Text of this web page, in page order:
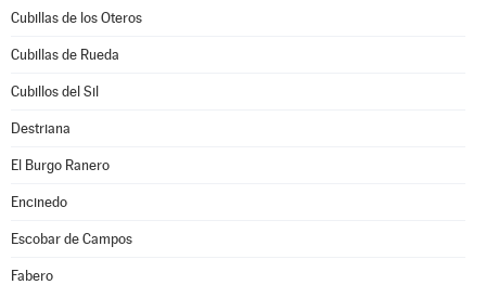
Cubillas de los Oteros
Cubillas de Rueda
Cubillos del Sil
Destriana
El Burgo Ranero
Encinedo
Escobar de Campos
Fabero